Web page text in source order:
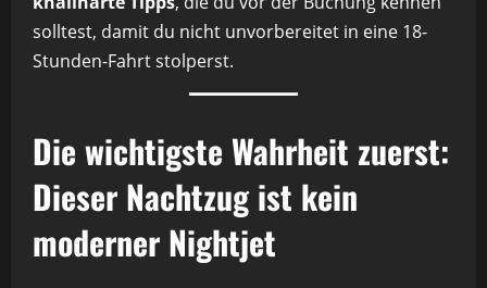
solltest, damit du nicht unvorbereitet in eine 18-
Stunden-Fahrt stolperst.
Die wichtigste Wahrheit zuerst:
Dieser Nachtzug ist kein
moderner Nightjet